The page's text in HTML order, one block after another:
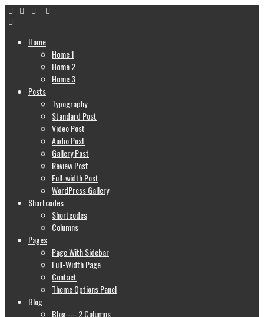
Home
Home 1
Home 2
Home 3
Posts
Typography
Standard Post
Video Post
Audio Post
Gallery Post
Review Post
Full-width Post
WordPress Gallery
Shortcodes
Shortcodes
Columns
Pages
Page With Sidebar
Full-Width Page
Contact
Theme Options Panel
Blog
Blog — 2 Columns